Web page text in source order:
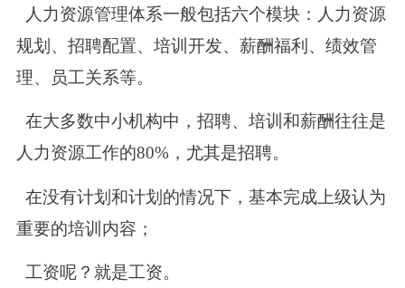
人力资源管理体系一般包括六个模块：人力资源
规划、招聘配置、培训开发、薪酬福利、绩效管
理、员工关系等。
在大多数中小机构中，招聘、培训和薪酬往往是
人力资源工作的80%，尤其是招聘。
在没有计划和计划的情况下，基本完成上级认为
重要的培训内容；
工资呢？就是工资。